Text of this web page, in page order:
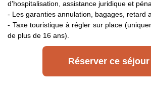
des formalités spécifiques s'appliquent.
consulter les sites ci-dessous pour plus
- Grande Bretagne : sur le site du
en
Cliquant ici.
d'hospitalisation, assistance juridique et
- Les garanties annulation, bagages, retard
- Taxe touristique à régler sur place
de plus de 16 ans).
Réserver ce séjour